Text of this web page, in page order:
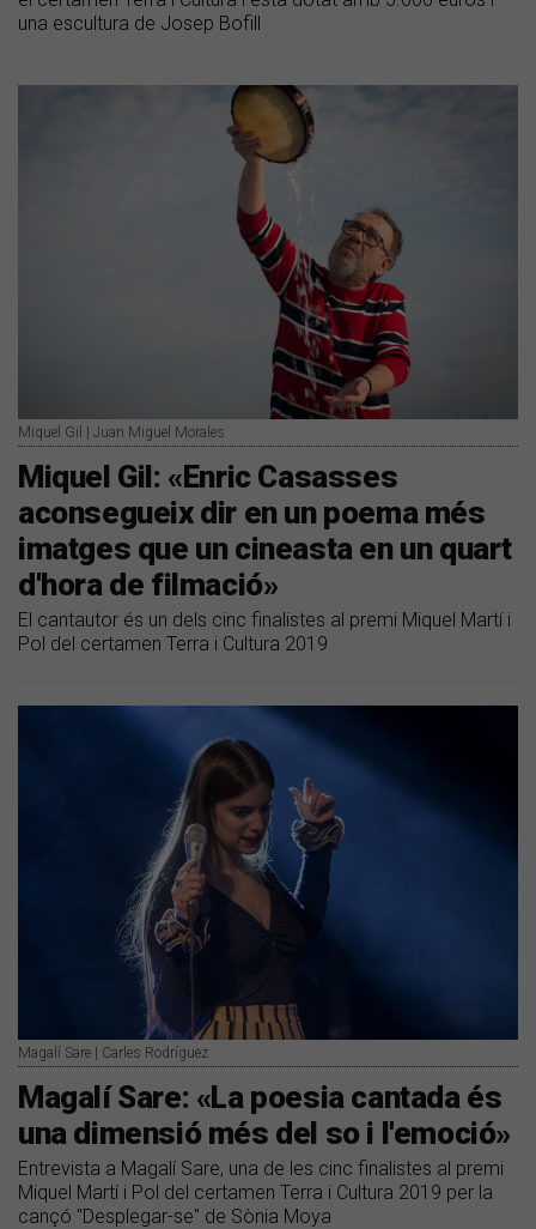
una escultura de Josep Bofill
Miquel Gil | Juan Miguel Morales
Miquel Gil: «Enric Casasses
aconsegueix dir en un poema més
imatges que un cineasta en un quart
d'hora de filmació»
El cantautor és un dels cinc finalistes al premi Miquel Martí i
Pol del certamen Terra i Cultura 2019
Magalí Sare | Carles Rodríguez
Magalí Sare: «La poesia cantada és
una dimensió més del so i l'emoció»
Entrevista a Magalí Sare, una de les cinc finalistes al premi
Miquel Martí i Pol del certamen Terra i Cultura 2019 per la
cançó "Desplegar-se" de Sònia Moya